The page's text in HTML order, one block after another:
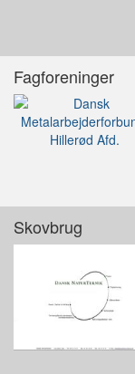
Fagforeninger
Skovbrug